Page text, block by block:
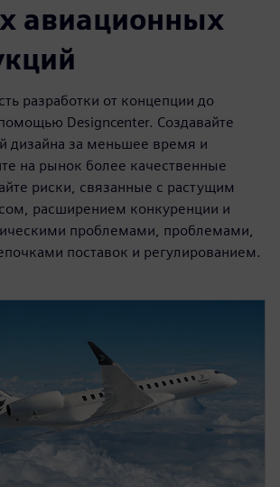
авиационных
разработки от концепции до
Designcenter. Создавайте
дизайна за меньшее время и
на рынок более качественные
риски, связанные с растущим
расширением конкуренции и
проблемами, проблемами,
поставок и регулированием.